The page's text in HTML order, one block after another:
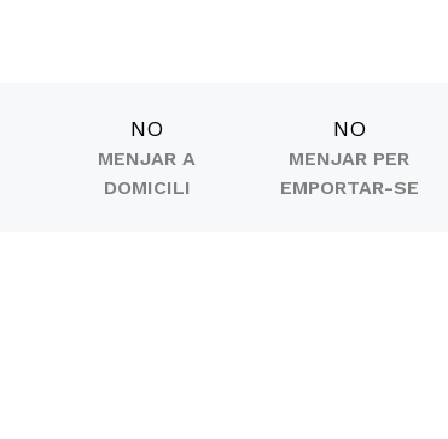
NO
MENJAR A
DOMICILI
NO
MENJAR PER
EMPORTAR-SE